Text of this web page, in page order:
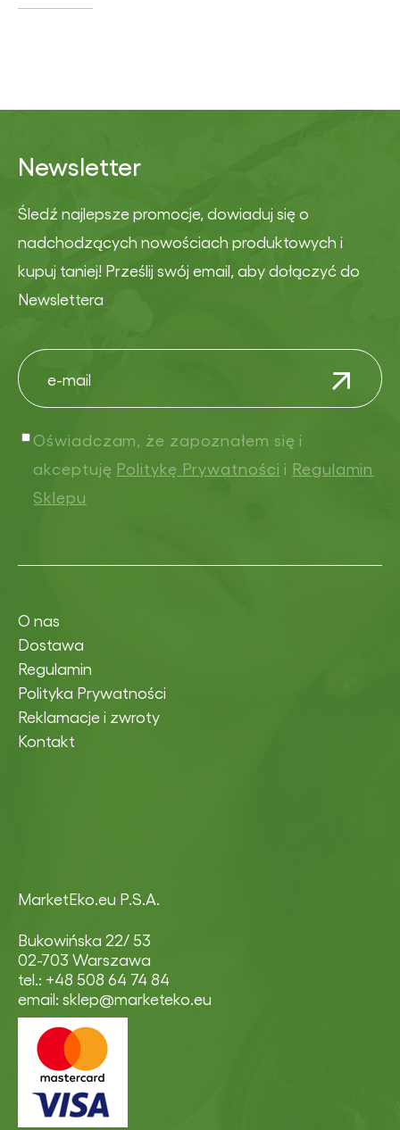
Newsletter
Śledź najlepsze promocje, dowiaduj się o
nadchodzących nowościach produktowych i
kupuj taniej! Prześlij swój email, aby dołączyć do
Newslettera
Oświadczam, że zapoznałem się i
akceptuję Politykę Prywatności i Regulamin
Sklepu
MarketEko.eu P.S.A.
Bukowińska 22/ 53
02-703 Warszawa
tel.: +48 508 64 74 84
email: sklep@marketeko.eu
O nas
Dostawa
Regulamin
Polityka Prywatności
Reklamacje i zwroty
Kontakt